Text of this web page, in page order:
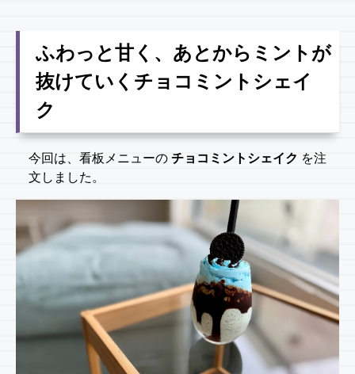
ふわっと甘く、あとからミントが
抜けていくチョコミントシェイ
ク
今回は、看板メニューの チョコミントシェイク を注
文しました。